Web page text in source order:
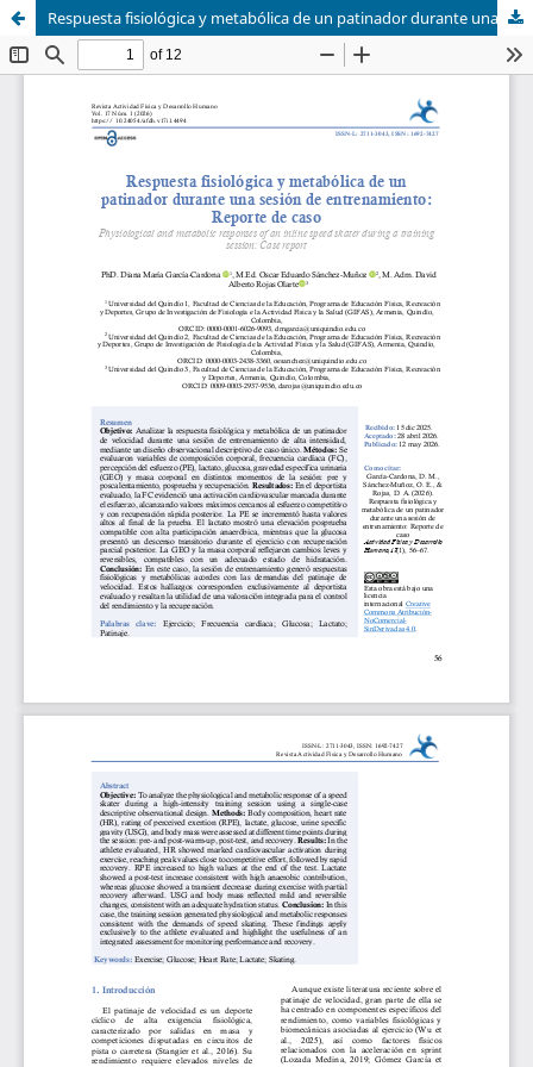
Respuesta fisiológica y metabólica de un patinador durante una sesión de entrenamiento: Reporte de caso